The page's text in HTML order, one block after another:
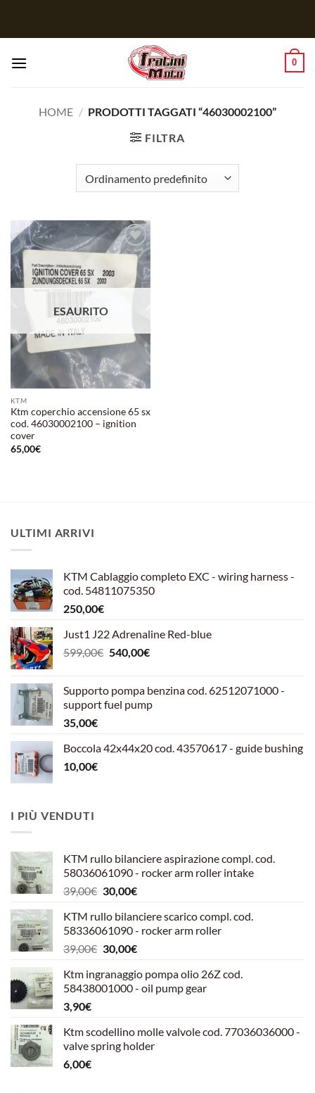
0
HOME / PRODOTTI TAGGATI “46030002100”
FILTRA
Aggiungi
alla lista
desideri
ESAURITO
KTM
Ktm coperchio accensione 65 sx
cod. 46030002100 – ignition
cover
65,00€
ULTIMI ARRIVI
KTM Cablaggio completo EXC - wiring harness -
cod. 54811075350
250,00€
Just1 J22 Adrenaline Red-blue
599,00€ Il
era:
599,00€.
540,00€Il
è:
540,00€.
Supporto pompa benzina cod. 62512071000 -
support fuel pump
35,00€
Boccola 42x44x20 cod. 43570617 - guide bushing
10,00€
I PIÙ VENDUTI
KTM rullo bilanciere aspirazione compl. cod.
58036061090 - rocker arm roller intake
39,00€ Il
originale
era:
39,00€.
30,00€Il
attuale
è:
30,00€.
KTM rullo bilanciere scarico compl. cod.
58336061090 - rocker arm roller
39,00€ Il
originale
era:
30,00€Il
attuale
è:
Ktm ingranaggio pompa olio 26Z cod.
58438001000 - oil pump gear
3,90€
Ktm scodellino molle valvole cod. 77036036000 -
valve spring holder
6,00€